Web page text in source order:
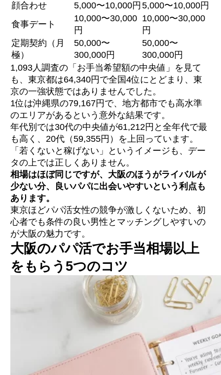
顔合わせ
5,000〜10,000円 5,000〜10,000円
食事デート
10,000〜30,000
円
10,000〜30,000
円
定期契約（月
極）
50,000〜
300,000円
50,000〜
300,000円
1,093人調査の「お手当希望額の中央値」を見て
も、東京都は64,340円で全国4位にとどまり、東
京の一強状態ではありませんでした。
1位は沖縄県の79,167円で、地方都市でも高水準
のエリアがあるという意外な結果です。
年代別では30代の中央値が61,212円と全年代で最
も高く、20代（59,355円）を上回っています。
「若くないと稼げない」というイメージも、デー
タの上では正しくありません。
相場はほぼ同じですが、大阪のほうがライバルが
少ない分、良いパパに出会いやすいという利点も
あります。
東京ほどパパ活女性の競争が激しくないため、初
心者でも条件の良い男性とマッチングしやすいの
が大阪の魅力です。
大阪のパパ活でお手当相場以上
をもらう5つのコツ